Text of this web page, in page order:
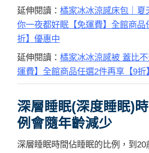
延伸閱讀： 橘家冰冰涼感床包｜夏
你一夜都好眠【免運費】全館商品
折】優惠中
延伸閱讀： 橘家冰冰涼感被 蓋比
運費】全館商品任選2件再享【9折
深層睡眠(深度睡眠)
例會隨年齡減少
深層睡眠時間佔睡眠的比例，到20